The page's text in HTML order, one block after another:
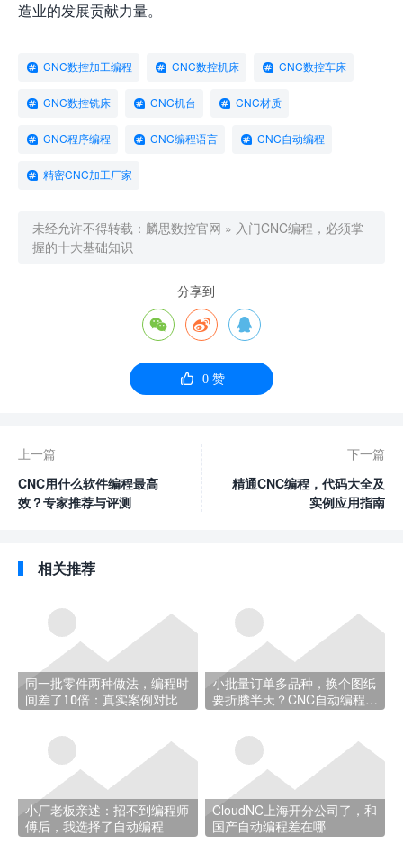
造业的发展贡献力量。
CNC数控加工编程 CNC数控机床 CNC数控车床
CNC数控铣床 CNC机台 CNC材质
CNC程序编程 CNC编程语言 CNC自动编程
精密CNC加工厂家
未经允许不得转载： 麟思数控官网 » 入门CNC编程，必须掌
握的十大基础知识
分享到
  
 0赞
上一篇
CNC用什么软件编程最高
效？专家推荐与评测
下一篇
精通CNC编程，代码大全及
实例应用指南
相关推荐
同一批零件两种做法，编程时
间差了10倍：真实案例对比
小批量订单多品种，换个图纸
要折腾半天？CNC自动编程帮
小厂老板亲述：招不到编程师
傅后，我选择了自动编程
CloudNC上海开分公司了，和
国产自动编程差在哪